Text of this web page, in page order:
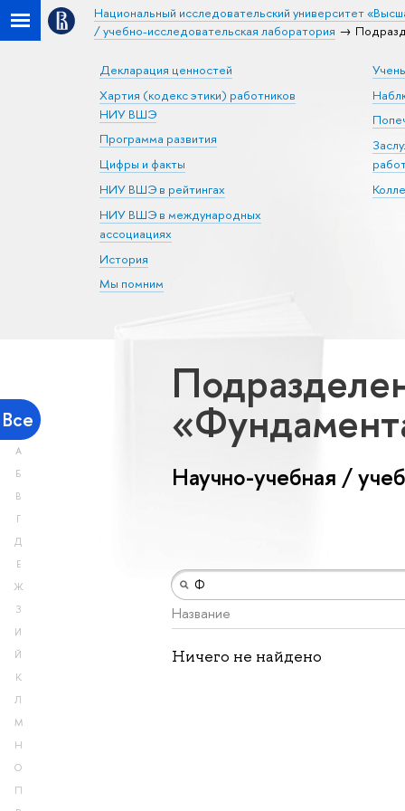
Национальный исследовательский университет
/ учебно-исследовательская лаборатория
Декларация ценностей
Хартия (кодекс этики) работников
НИУ ВШЭ
Программа развития
Цифры и факты
НИУ ВШЭ в рейтингах
НИУ ВШЭ в международных
ассоциациях
История
Мы помним
Все
А
Б
В
Г
Д
Е
Ж
З
И
Й
К
Л
М
Н
О
П
Научно-учебная /
Название
Ничего не найдено